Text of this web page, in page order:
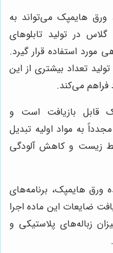
ورق هایمپک می‌تواند به
در تولید تابلوهای
مورد استفاده قرار گیرد.
تعداد بیشتری از این
می‌کند.
قابل بازیافت است و
به مواد اولیه تبدیل
زیست و کاهش آلودگی
ورق هایمپک، برنامه‌های
ضایعات این ماده اجرا
زباله‌های پلاستیکی و